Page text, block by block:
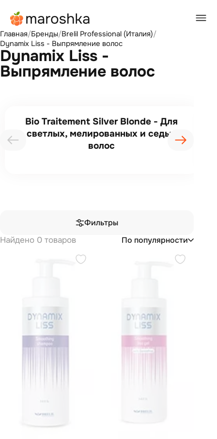
Главная/Бренды/Brelil Professional (Италия)/
Dynamix Liss - Выпрямление волос
Dynamix Liss -
Выпрямление волос
Bio Traitement Silver Blonde - Для
светлых, мелированных и седых
волос
Фильтры
Найдено 0 товаров
По популярности